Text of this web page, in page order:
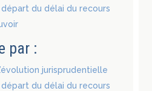
du délai du recours
par :
jurisprudentielle
du délai du recours